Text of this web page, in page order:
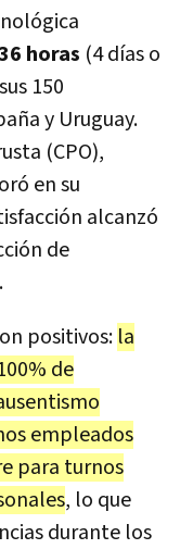
horas (4 días o
150
y Uruguay.
(CPO),
en su
alcanzó
de
positivos: la
de
empleados
para turnos
, lo que
durante los